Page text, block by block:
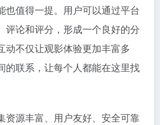
也值得一提。用户可以通过平台
评论和评分，形成一个良好的分
动不仅让观影体验更加丰富多
的联系，让每个人都能在这里找
资源丰富、用户友好、安全可靠